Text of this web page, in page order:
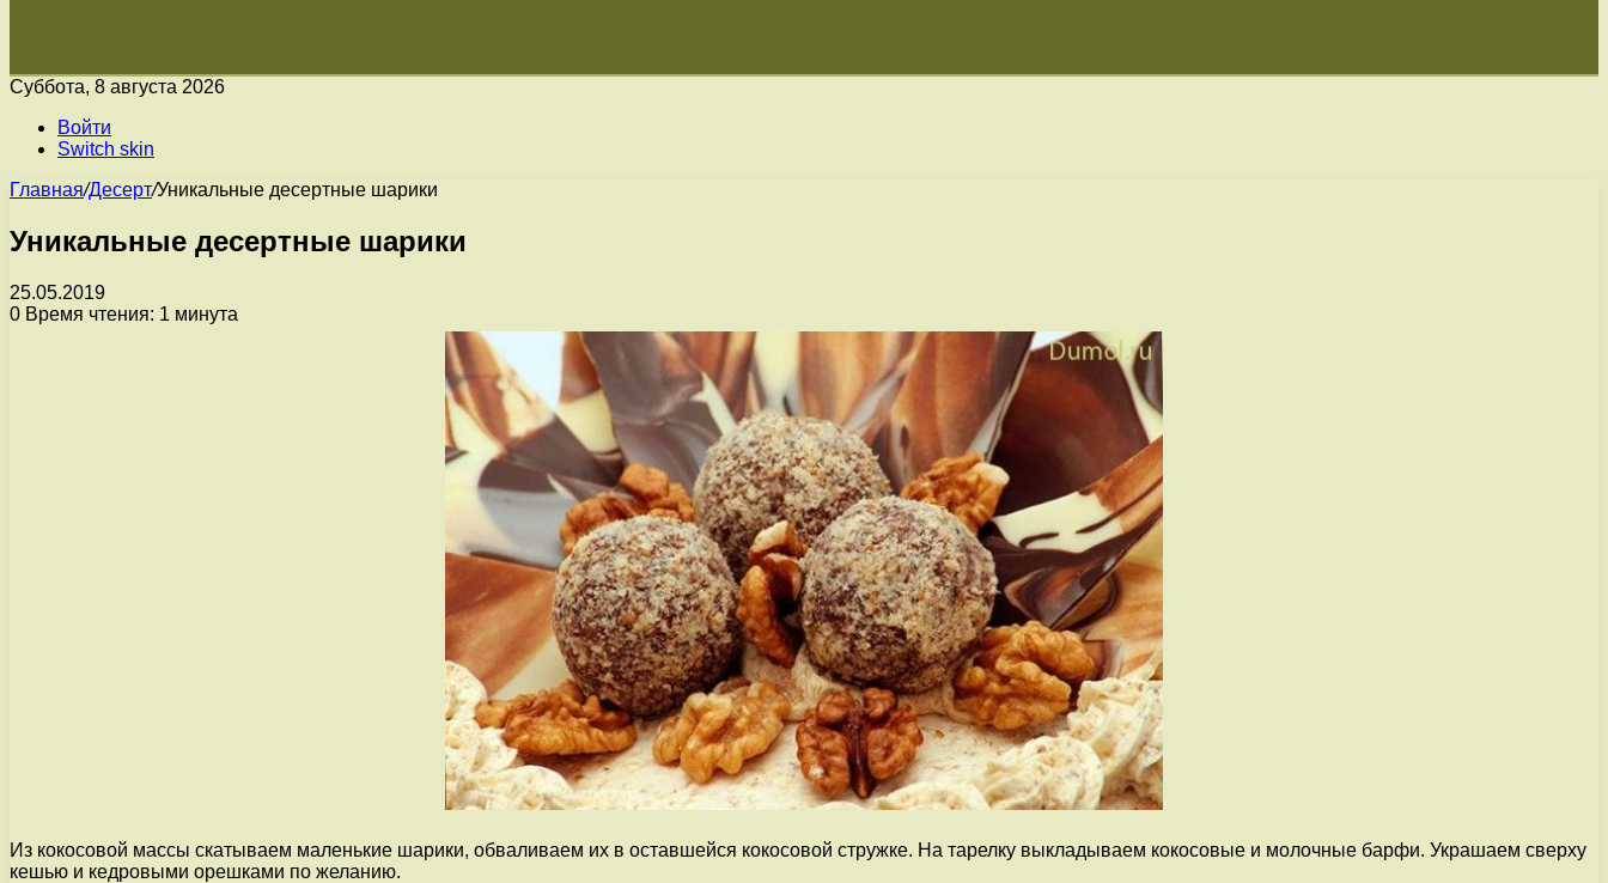
Суббота, 8 августа 2026
Войти
Switch skin
Главная/Десерт/Уникальные десертные шарики
Уникальные десертные шарики
25.05.2019
0 Время чтения: 1 минута
Из кокосовой массы скатываем маленькие шарики, обваливаем их в оставшейся кокосовой стружке. На тарелку выкладываем кокосовые и молочные барфи. Украшаем сверху
кешью и кедровыми орешками по желанию.